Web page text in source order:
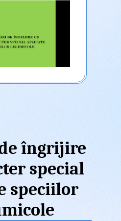
îngrijire
special
speciilor